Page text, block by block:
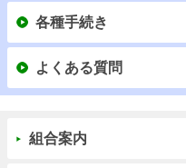
各種手続き
よくある質問
組合案内